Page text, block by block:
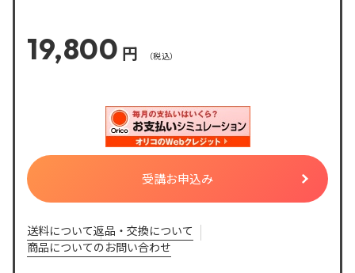
19,800 円
受講お申込み
送料について返品・交換について
商品についてのお問い合わせ